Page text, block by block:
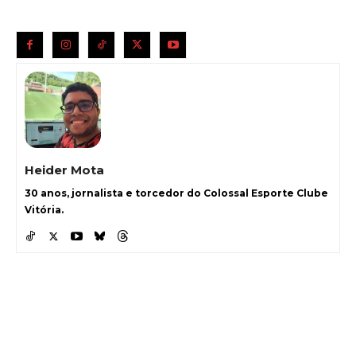
Heider Mota
30 anos, jornalista e torcedor do Colossal Esporte Clube
Vitória.